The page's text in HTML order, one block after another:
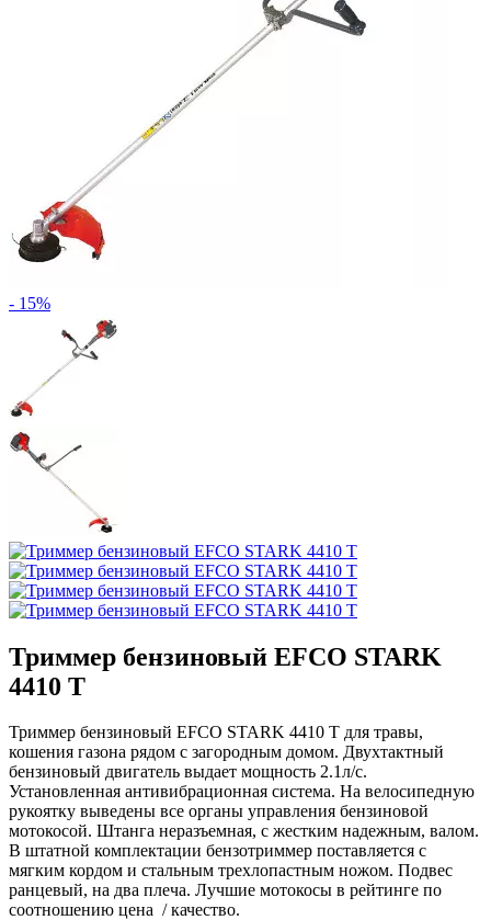
- 15%
Триммер бензиновый EFCO STARK
4410 T
Триммер бензиновый EFCO STARK 4410 T для травы,
кошения газона рядом с загородным домом. Двухтактный
бензиновый двигатель выдает мощность 2.1л/с.
Установленная антивибрационная система. На велосипедную
рукоятку выведены все органы управления бензиновой
мотокосой. Штанга неразъемная, с жестким надежным, валом.
В штатной комплектации бензотриммер поставляется с
мягким кордом и стальным трехлопастным ножом. Подвес
ранцевый, на два плеча. Лучшие мотокосы в рейтинге по
соотношению цена / качество.